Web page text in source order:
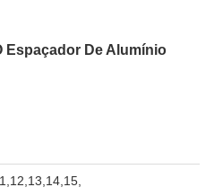
Espaçador De Alumínio